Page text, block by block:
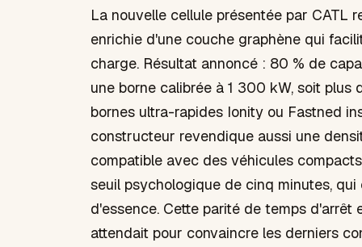
La nouvelle cellule présentée par CATL
enrichie d'une couche graphène qui
charge. Résultat annoncé : 80 % de
une borne calibrée à 1 300 kW, soit
bornes ultra-rapides Ionity ou Fastned
constructeur revendique aussi une
compatible avec des véhicules
seuil psychologique de cinq minutes,
d'essence. Cette parité de temps
attendait pour convaincre les derniers